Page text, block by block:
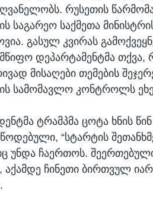
რუსეთის
საგარეო საქმეთა
გასულ კვირას
დეპარტამენტმა თქვა,
მისაღები თემების
სამომავლო კონტროლს
ტრამპმა ცოტა ხნის
“სტარტის
უნდა ჩაერთოს.
აქამდე ჩინეთი ბირთვულ